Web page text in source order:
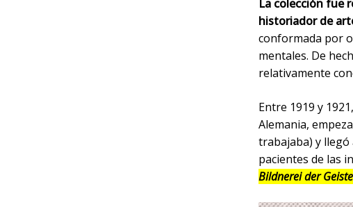
La colección fue
historiador de
conformada por
mentales. De
relativamente
Entre 1919 y
Alemania,
trabajaba) y
pacientes de las
Bildnerei der